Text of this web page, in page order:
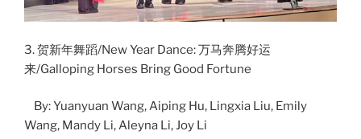
3. 贺新年舞蹈/New Year Dance: 万马奔腾好运
来/Galloping Horses Bring Good Fortune
By: Yuanyuan Wang, Aiping Hu, Lingxia Liu, Emily
Wang, Mandy Li, Aleyna Li, Joy Li